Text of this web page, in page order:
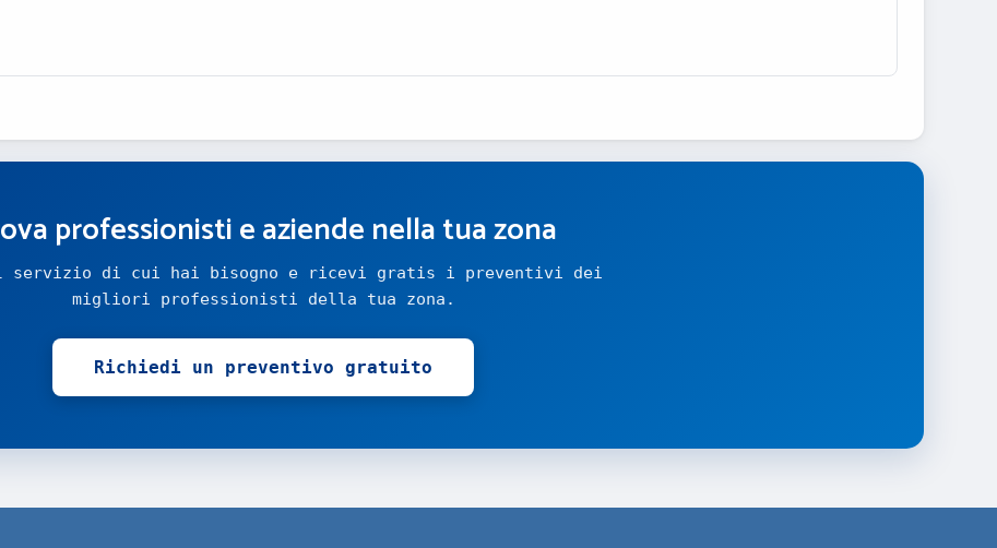
professionisti e aziende nella tua zona
servizio di cui hai bisogno e ricevi gratis i preventivi dei
migliori professionisti della tua zona.
Richiedi un preventivo gratuito